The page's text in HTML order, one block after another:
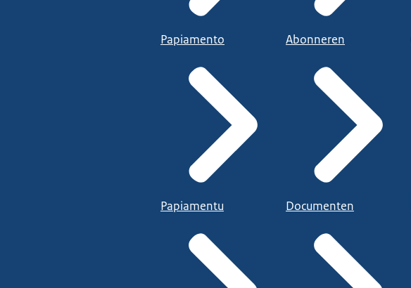
Papiamento
Papiamentu
Abonneren
Documenten